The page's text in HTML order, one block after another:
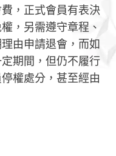
，正式會員有表決
，另需遵守章程、
由申請退會，而如
期間，但仍不履行
權處分，甚至經由